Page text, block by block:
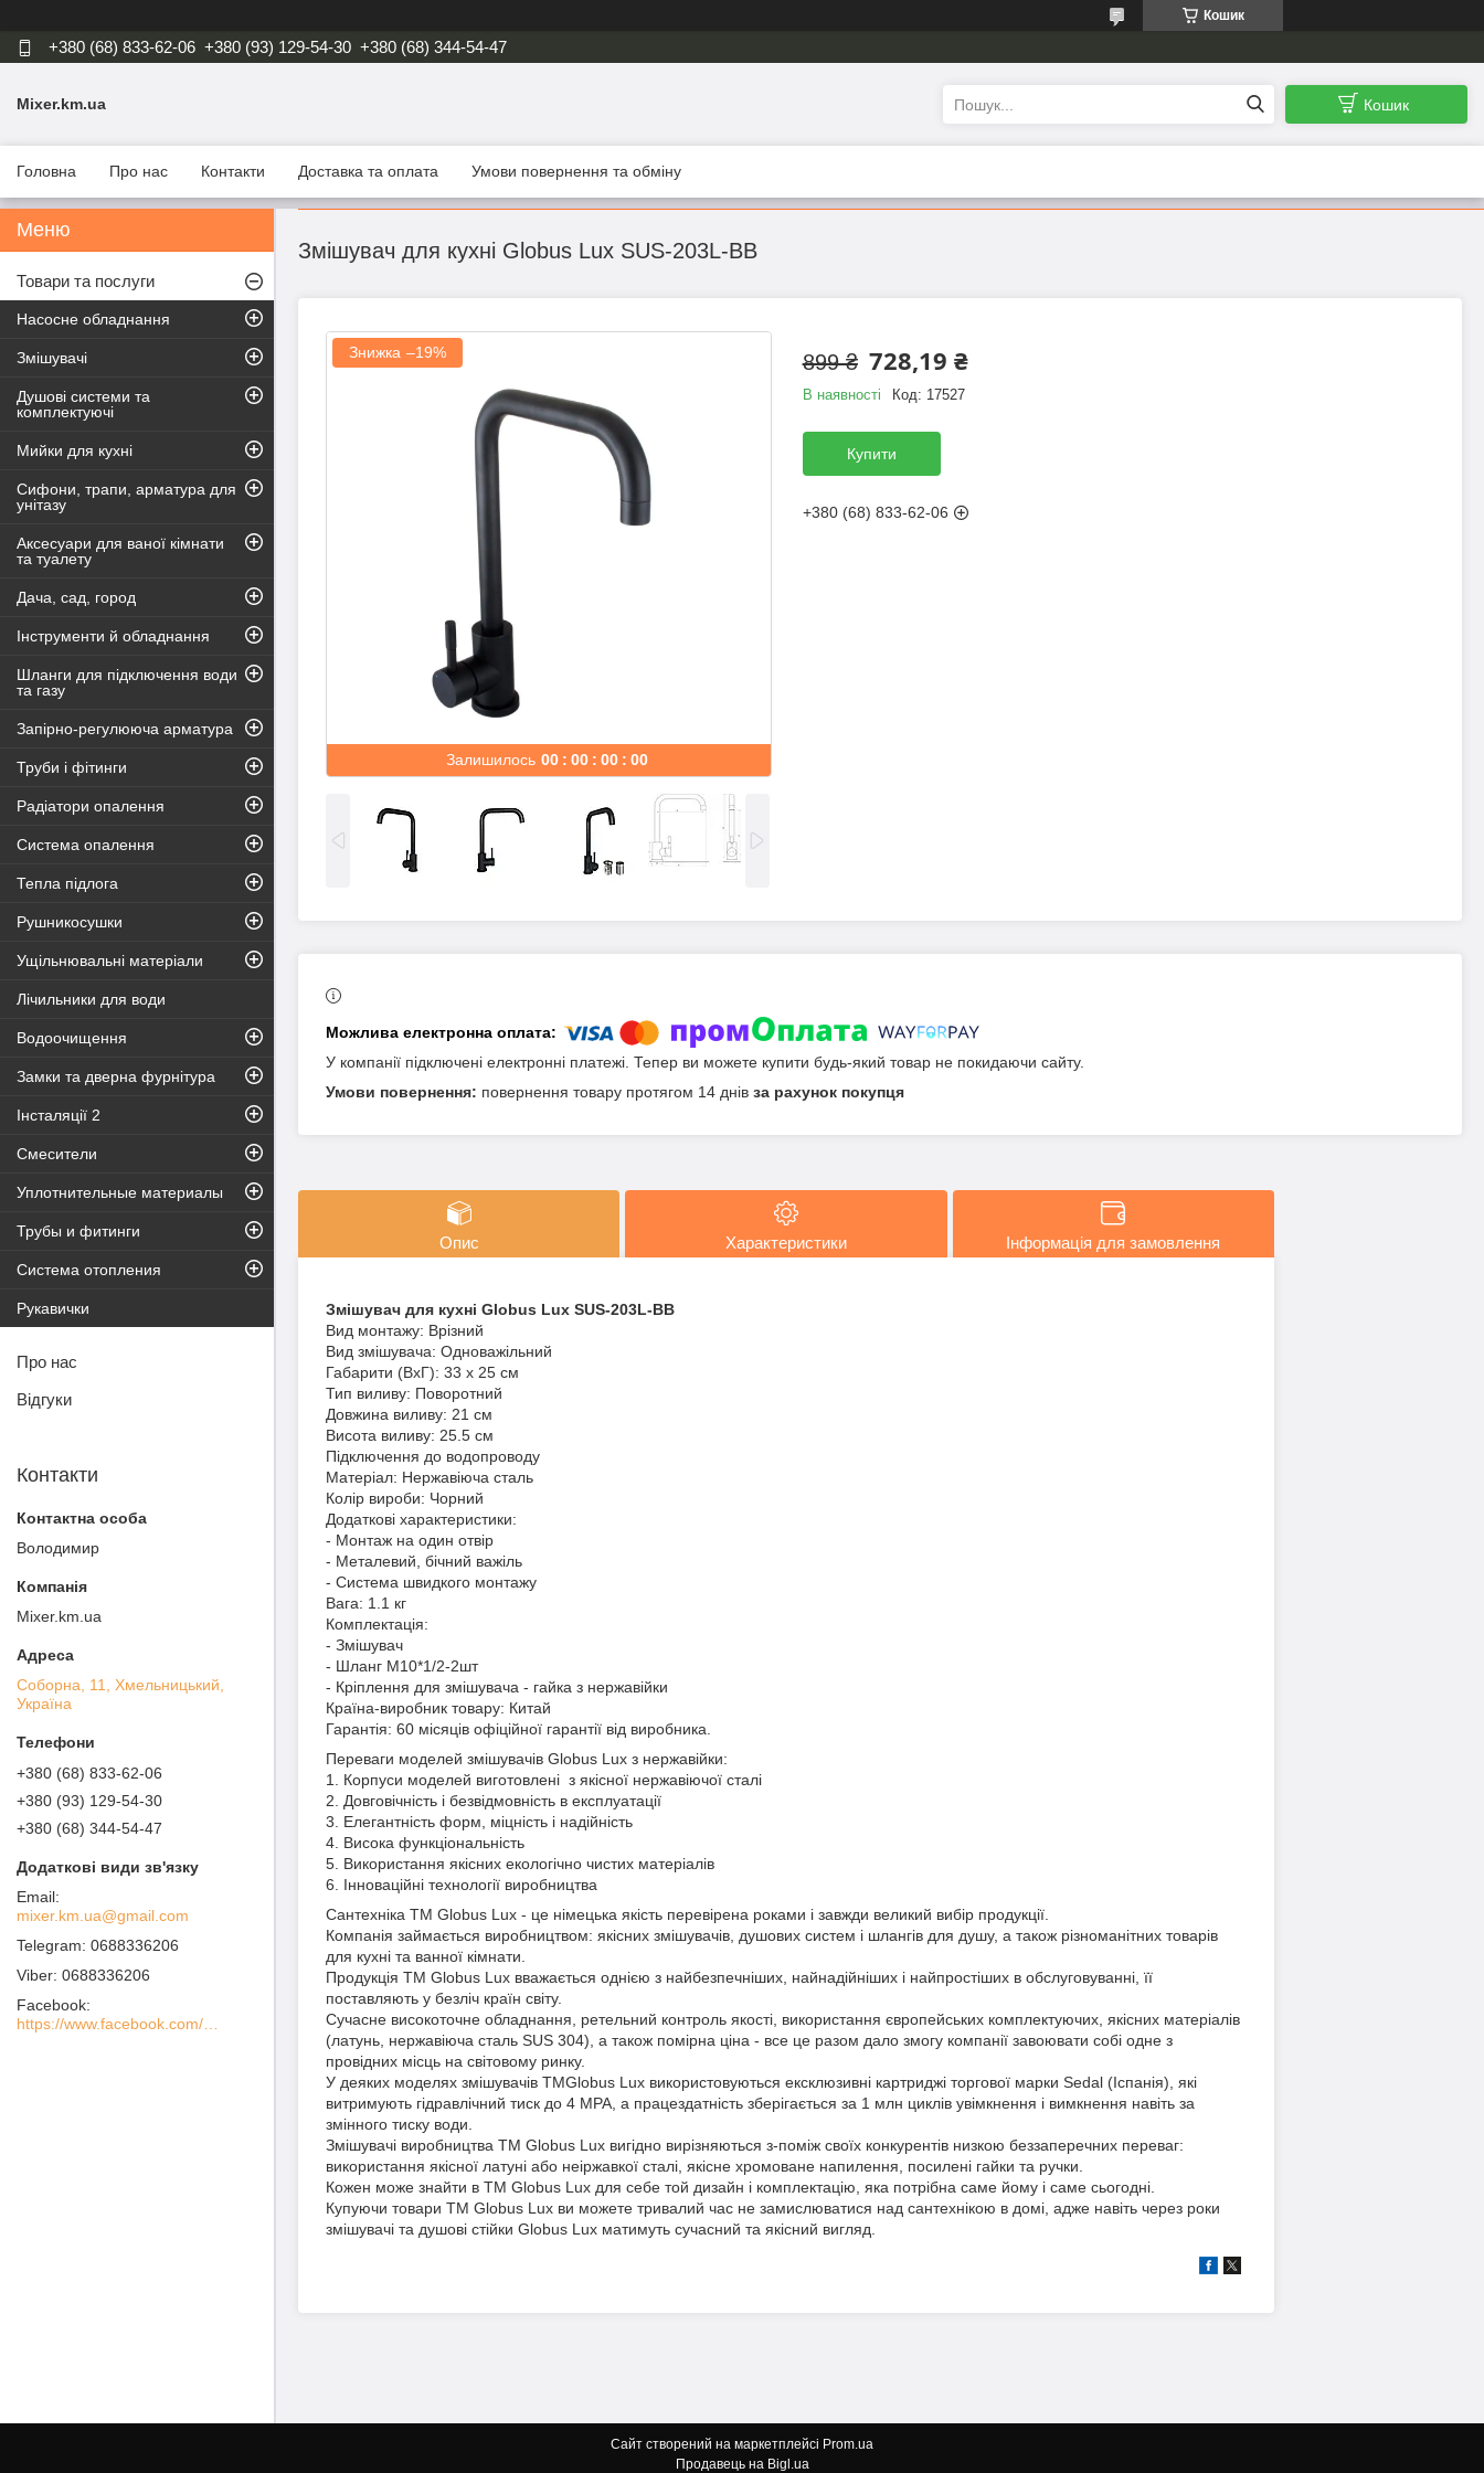
Кошик
+380 (68) 833-62-06 +380 (93) 129-54-30 +380 (68) 344-54-47
Mixer.km.ua Кошик
Головна Про нас Контакти Доставка та оплата Умови повернення та обміну
Змішувач для кухні Globus Lux SUS-203L-BB
Залишилось 00 00 00 00
–19% 899 ₴ 728,19 ₴
В наявності Код: 17527
Купити
+380 (68) 833-62-06
У компанії підключені електронні платежі. Тепер ви можете купити будь-який товар не покидаючи сайту.
повернення товару протягом 14 днів за рахунок покупця
Опис Характеристики Інформація для замовлення
Змішувач для кухні Globus Lux SUS-203L-BB
Вид монтажу: Врізний
Вид змішувача: Одноважільний
Габарити (ВхГ): 33 х 25 см
Тип виливу: Поворотний
Довжина виливу: 21 см
Висота виливу: 25.5 см
Підключення до водопроводу
Матеріал: Нержавіюча сталь
Колір вироби: Чорний
Додаткові характеристики:
- Монтаж на один отвір
- Металевий, бічний важіль
- Система швидкого монтажу
Вага: 1.1 кг
Комплектація:
- Змішувач
- Шланг М10*1/2-2шт
- Кріплення для змішувача - гайка з нержавійки
Країна-виробник товару: Китай
Гарантія: 60 місяців офіційної гарантії від виробника.
Переваги моделей змішувачів Globus Lux з нержавійки:
1. Корпуси моделей виготовлені з якісної нержавіючої сталі
2. Довговічність і безвідмовність в експлуатації
3. Елегантність форм, міцність і надійність
4. Висока функціональність
5. Використання якісних екологічно чистих матеріалів
6. Інноваційні технології виробництва
Сантехніка ТМ Globus Lux - це німецька якість перевірена роками і завжди великий вибір продукції.
Компанія займається виробництвом: якісних змішувачів, душових систем і шлангів для душу, а також різноманітних товарів
для кухні та ванної кімнати.
Продукція ТМ Globus Lux вважається однією з найбезпечніших, найнадійніших і найпростіших в обслуговуванні, її
поставляють у безліч країн світу.
Сучасне високоточне обладнання, ретельний контроль якості, використання європейських комплектуючих, якісних матеріалів
(латунь, нержавіюча сталь SUS 304), а також помірна ціна - все це разом дало змогу компанії завоювати собі одне з
провідних місць на світовому ринку.
У деяких моделях змішувачів ТМGlobus Lux використовуються ексклюзивні картриджі торгової марки Sedal (Іспанія), які
витримують гідравлічний тиск до 4 МРА, а працездатність зберігається за 1 млн циклів увімкнення і вимкнення навіть за
змінного тиску води.
Змішувачі виробництва ТМ Globus Lux вигідно вирізняються з-поміж своїх конкурентів низкою беззаперечних переваг:
використання якісної латуні або неіржавкої сталі, якісне хромоване напилення, посилені гайки та ручки.
Кожен може знайти в ТМ Globus Lux для себе той дизайн і комплектацію, яка потрібна саме йому і саме сьогодні.
Купуючи товари ТМ Globus Lux ви можете тривалий час не замислюватися над сантехнікою в домі, адже навіть через роки
змішувачі та душові стійки Globus Lux матимуть сучасний та якісний вигляд.
Товари та послуги
Насосне обладнання
Змішувачі
Душові системи та
комплектуючі
Мийки для кухні
Сифони, трапи, арматура для
унітазу
Аксесуари для ваної кімнати
та туалету
Дача, сад, город
Інструменти й обладнання
Шланги для підключення води
та газу
Запірно-регулююча арматура
Труби і фітинги
Радіатори опалення
Система опалення
Тепла підлога
Рушникосушки
Ущільнювальні матеріали
Лічильники для води
Водоочищення
Замки та дверна фурнітура
Інсталяції 2
Смесители
Уплотнительные материалы
Трубы и фитинги
Система отопления
Рукавички
Про нас
Відгуки
Контакти
Володимир
Mixer.km.ua
Соборна, 11, Хмельницький,
Україна
+380 (68) 833-62-06
+380 (93) 129-54-30
+380 (68) 344-54-47
mixer.km.ua@gmail.com
0688336206
0688336206
Facebook
Сайт створений на маркетплейсі Prom.ua
Продавець на Bigl.ua